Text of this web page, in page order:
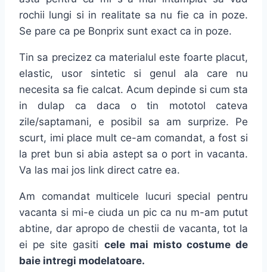
rochii lungi si in realitate sa nu fie ca in poze.
Se pare ca pe Bonprix sunt exact ca in poze.
Tin sa precizez ca materialul este foarte placut,
elastic, usor sintetic si genul ala care nu
necesita sa fie calcat. Acum depinde si cum sta
in dulap ca daca o tin mototol cateva
zile/saptamani, e posibil sa am surprize. Pe
scurt, imi place mult ce-am comandat, a fost si
la pret bun si abia astept sa o port in vacanta.
Va las mai jos link direct catre ea.
Am comandat multicele lucuri special pentru
vacanta si mi-e ciuda un pic ca nu m-am putut
abtine, dar apropo de chestii de vacanta, tot la
ei pe site gasiti cele mai misto costume de
baie intregi modelatoare.